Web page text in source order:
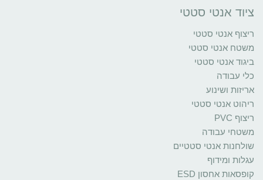
ציוד אנטי סטטי
ריצוף אנטי סטטי
משטח אנטי סטטי
ביגוד אנטי סטטי
כלי עבודה
אריזות ושינוע
ריהוט אנטי סטטי
ריצוף PVC
משטחי עבודה
שולחנות אנטי סטטיים
עגלות ומידוף
קופסאות אחסון ESD